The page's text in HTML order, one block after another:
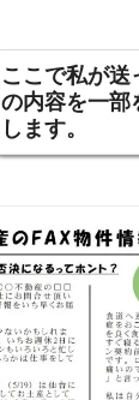
ここで私が送
の内容を一部
します。